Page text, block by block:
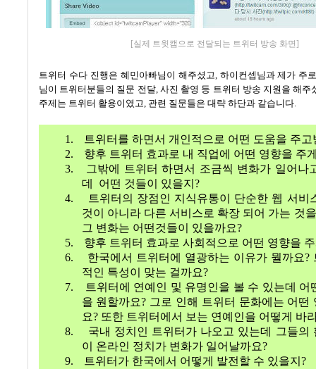
[실제 트윗캠으로 전달되는 트위터 방송 화면]
트위터 수다 진행은 혜민아빠님이 해주셨고, 하이컨셉님과 제가 주
님이 트위터분들의 질문 전달, 사진 촬영 등 트위터 방송 지원을 해주
주제는 트위터 활용이였고, 관련 질문들은 대략 하단과 같습니다.
1.
트위터를 하면서 개인적으로 어떤 도움을 주고
2.
향후 트위터 효과로 내 직업에 어떤 영향을 주
3.
그밖에 트위터 하면서 조금씩 변화가 일어나
데
어떤 것들이 있을지?
4.
트위터의 장점인 지식유통이 단순한 웹 서비
것이 아니라 다른 서비스로 확장 되어 가는 것
그 변화는 어떤것들이 있을까요?
5.
향후 트위터 효과로 사회적으로 어떤 영향을
6.
한국에서 트위터에 열광하는 이유가 뭘까요?
적인 특성이 맞는 걸까요?
7.
트위터에 연예인 및 유명인을 볼 수 있는데 어
을 원할까요? 그로 인해 트위터 문화에는 어떤
요? 또한 트위터에서 보는 연예인을 어떻게 바
8.
국내 정치인 트위터가 나오고 있는데 그들의
이 온라인 정치가 변화가 일어날까요?
9.
트위터가 한국에서 어떻게 발전할 수 있을지 ?